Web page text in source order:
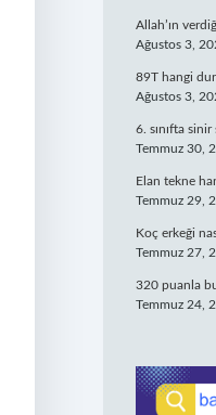
Allah’ın
Ağustos 3,
89T hangi
Ağustos 3,
6. sınıfta
Temmuz 30,
Elan tekne
Temmuz 29,
Koç erkeği
Temmuz 27,
320 puanla
Temmuz 24,